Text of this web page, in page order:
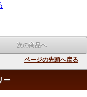
次の商品へ
ページの先頭へ戻る
ー